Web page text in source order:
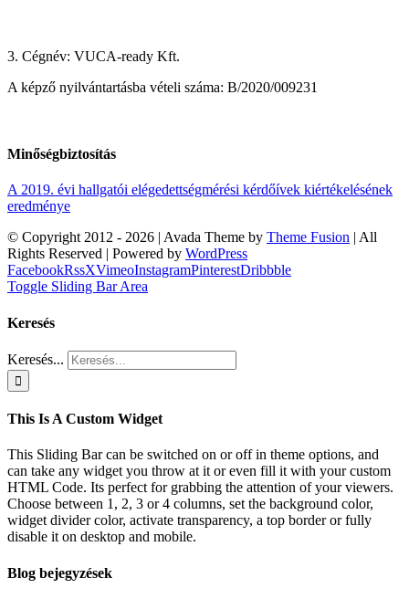
3. Cégnév: VUCA-ready Kft.
A képző nyilvántartásba vételi száma: B/2020/009231
Minőségbiztosítás
A 2019. évi hallgatói elégedettségmérési kérdőívek kiértékelésének
eredménye
© Copyright 2012 - 2026 | Avada Theme by Theme Fusion | All
Rights Reserved | Powered by WordPress
FacebookRssXVimeoInstagramPinterestDribbble
Toggle Sliding Bar Area
Keresés
Keresés...
This Is A Custom Widget
This Sliding Bar can be switched on or off in theme options, and
can take any widget you throw at it or even fill it with your custom
HTML Code. Its perfect for grabbing the attention of your viewers.
Choose between 1, 2, 3 or 4 columns, set the background color,
widget divider color, activate transparency, a top border or fully
disable it on desktop and mobile.
Blog bejegyzések